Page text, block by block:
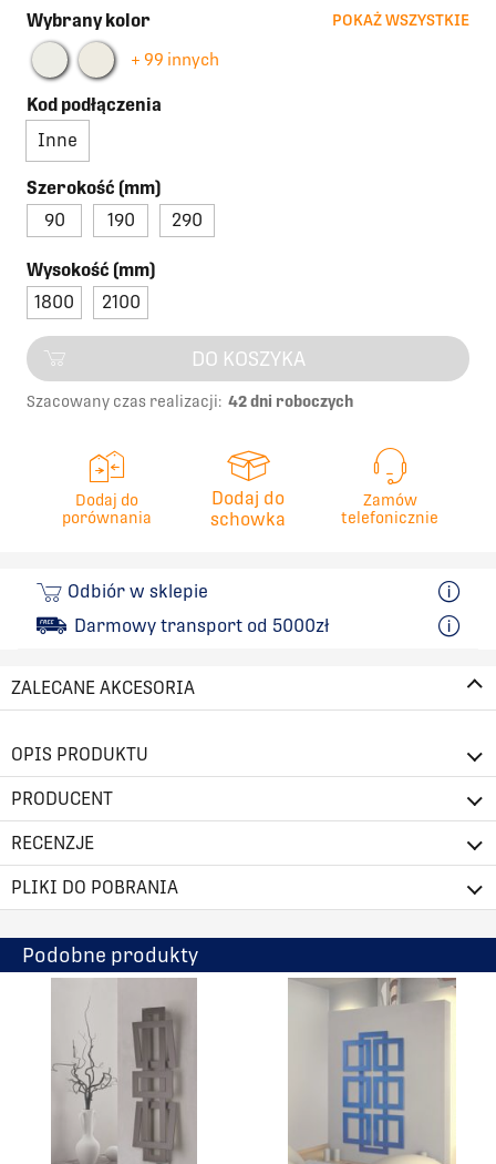
Wybrany kolor POKAŻ WSZYSTKIE
+ 99 innych
Kod podłączenia
Inne
Szerokość (mm)
90
190 290
Wysokość (mm)
1800
2100
DO KOSZYKA
Szacowany czas realizacji: 42 dni roboczych
Dodaj do
porównania
Dodaj do
schowka
Zamów
telefonicznie
Odbiór w sklepie
Darmowy transport od 5000zł
ZALECANE AKCESORIA
OPIS PRODUKTU
PRODUCENT
RECENZJE
PLIKI DO POBRANIA
Podobne produkty